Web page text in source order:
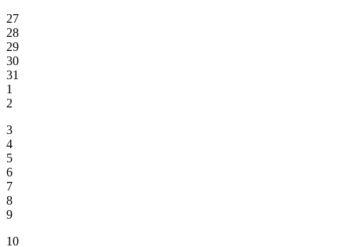
27
28
29
30
31
1
2
3
4
5
6
7
8
9
10